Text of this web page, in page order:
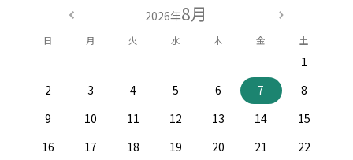
2026年8月
日 月 火 水 木 金 土
1
2
3 4 5 6 7
8
9
10 11 12 13 14
15
16
17 18 19 20 21
22